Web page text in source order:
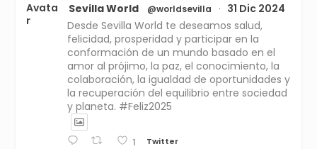
Avata
r
Sevilla World @worldsevilla ·
31 Dic 2024
Desde Sevilla World te deseamos salud,
felicidad, prosperidad y participar en la
conformación de un mundo basado en el
amor al prójimo, la paz, el conocimiento, la
colaboración, la igualdad de oportunidades y
la recuperación del equilibrio entre sociedad
y planeta. #Feliz2025
1 Twitter